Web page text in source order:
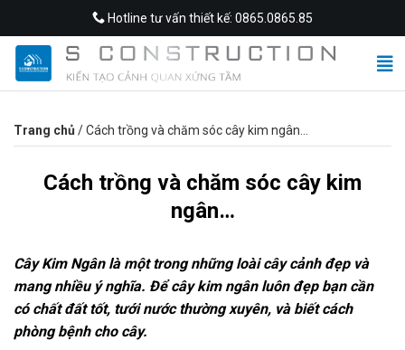
to
content
Hotline tư vấn thiết kế: 0865.0865.85
Trang chủ /Cách trồng và chăm sóc cây kim ngân…
Cách trồng và chăm sóc cây kim
ngân…
Cây Kim Ngân là một trong những loài cây cảnh đẹp và
mang nhiều ý nghĩa. Để cây kim ngân luôn đẹp bạn cần
có chất đất tốt, tưới nước thường xuyên, và biết cách
phòng bệnh cho cây.